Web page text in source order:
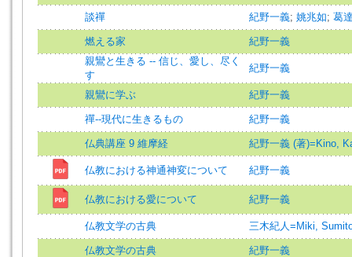
談禪 紀野一義; 姚兆如; 葛
燃える家
紀野一義
親鸞と生きる -- 信じ、愛し、尽く
す
紀野一義
親鸞に学ぶ 紀野一義
禪--現代に生きるもの 紀野一義
仏典講座 9 維摩経 紀野一義 (著)=Kino,
仏教における神通神変について 紀野一義
仏教における愛について 紀野一義
仏教文学の古典 三木紀人=Miki,
仏教文学の古典 紀野一義